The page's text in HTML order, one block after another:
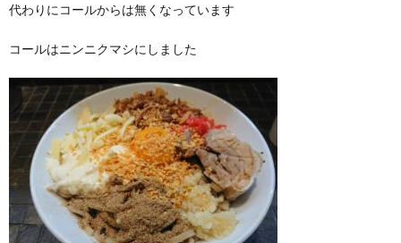
代わりにコールからは無くなっています
コールはニンニクマシにしました